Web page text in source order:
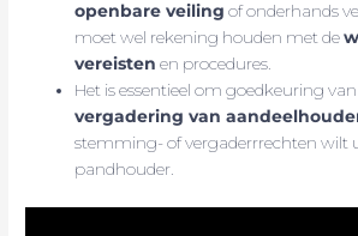
openbare veiling of onderhands
moet wel rekening houden met de
vereisten en procedures.
Het is essentieel om goedkeuring
vergadering van
stemming- of vergaderrrechten wilt
pandhouder.